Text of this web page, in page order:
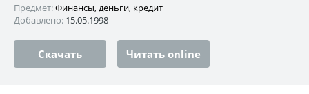
Предмет:Финансы, деньги, кредит
Добавлено: 15.05.1998
Скачать Читать online